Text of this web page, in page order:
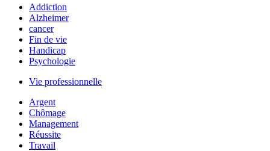
Addiction
Alzheimer
cancer
Fin de vie
Handicap
Psychologie
Vie professionnelle
Argent
Chômage
Management
Réussite
Travail